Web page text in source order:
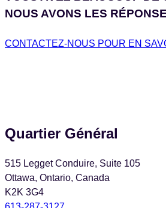
NOUS AVONS LES
CONTACTEZ-NOUS POUR EN
Quartier Général
515 Legget Conduire, Suite 105
Ottawa, Ontario, Canada
K2K 3G4